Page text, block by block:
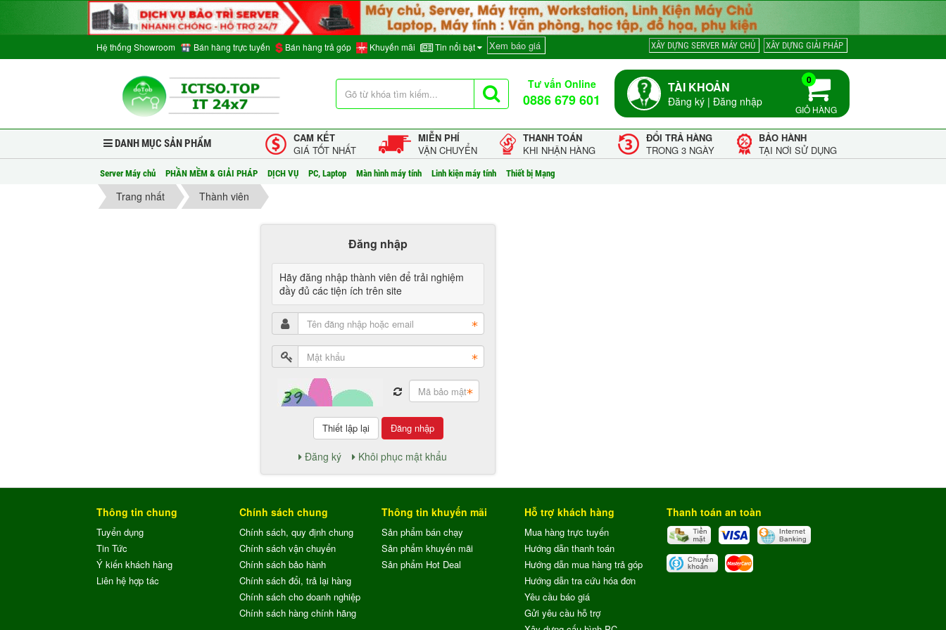
Hệ thống Showroom Bán hàng trực tuyến Bán hàng trả góp Khuyến mãi Tin nổi bật Xem báo giá XÂY DỰNG SERVER MÁY CHỦ XÂY DỰNG GIẢI PHÁP
Tư vấn Online
0886 679 601
TÀI KHOẢN
Đăng ký | Đăng nhập
0
GIỎ HÀNG
DANH MỤC SẢN PHẨM
CAM KẾT
GIÁ TỐT NHẤT
MIỄN PHÍ
VẬN CHUYỂN
THANH TOÁN
KHI NHẬN HÀNG
ĐỔI TRẢ HÀNG
TRONG 3 NGÀY
BẢO HÀNH
TẠI NƠI SỬ DỤNG
Server Máy chủ PHẦN MỀM & GIẢI PHÁP DỊCH VỤ PC, Laptop Màn hình máy tính Linh kiện máy tính Thiết bị Mạng
Trang nhất Thành viên
Đăng nhập
Hãy đăng nhập thành viên để trải nghiệm
đầy đủ các tiện ích trên site
Đăng nhập
Đăng ký Khôi phục mật khẩu
Thông tin chung
Tuyển dụng
Tin Tức
Ý kiến khách hàng
Liên hệ hợp tác
Chính sách chung
Chính sách, quy định chung
Chính sách vận chuyển
Chính sách bảo hành
Chính sách đổi, trả lại hàng
Chính sách cho doanh nghiệp
Chính sách hàng chính hãng
Thông tin khuyến mãi
Sản phẩm bán chạy
Sản phẩm khuyến mãi
Sản phẩm Hot Deal
Hỗ trợ khách hàng
Mua hàng trực tuyến
Hướng dẫn thanh toán
Hướng dẫn mua hàng trả góp
Hướng dẫn tra cứu hóa đơn
Yêu cầu báo giá
Gửi yêu cầu hỗ trợ
Thanh toán an toàn